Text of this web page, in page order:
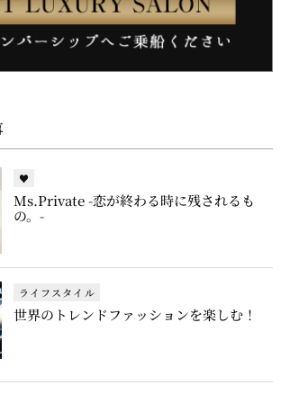
♥
Ms.Private -恋が終わる時に残されるも
の。-
ライフスタイル
世界のトレンドファッションを楽しむ！